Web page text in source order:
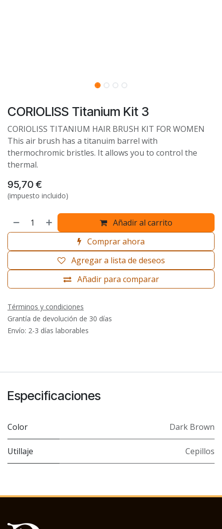
CORIOLISS Titanium Kit 3
CORIOLISS TITANIUM HAIR BRUSH KIT FOR WOMEN
This air brush has a titanuim barrel with
thermochromic bristles. It allows you to control the
thermal.
95,70 €
(impuesto incluido)
Añadir al carrito
Comprar ahora
Añadir para comparar
Agregar a lista de deseos
Términos y condiciones
Grantía de devolución de 30 días
Envío: 2-3 días laborables
Especificaciones
Color Dark Brown
Utillaje Cepillos